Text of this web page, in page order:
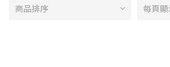
商品排序 每頁顯